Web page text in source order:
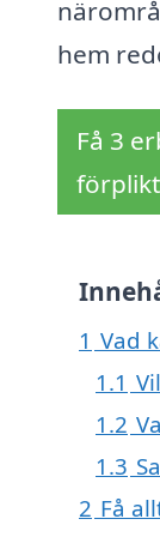
hem
Få 3
1 Vad
1.1
1.2
1.3
2 Få